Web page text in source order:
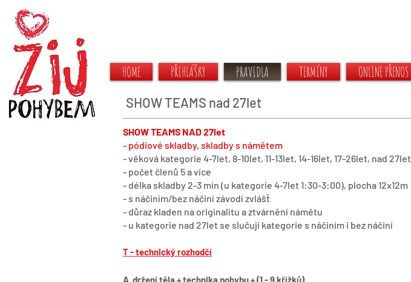
HOME PŘIHLÁŠKY PRAVIDLA TERMÍNY ONLINE PŘENOS
SHOW TEAMS nad 27let
SHOW TEAMS NAD 27let
- pódiové skladby, skladby s námětem
- věková kategorie 4-7let, 8-10let, 11-13let, 14-16let, 17-26let, nad 27let
- počet členů 5 a více
- délka skladby 2-3 min (u kategorie 4-7let 1:30-3:00), plocha 12x12m
- s náčiním/bez náčiní závodí zvlášť
- důraz kladen na originalitu a ztvárnění námětu
- u kategorie nad 27let se slučují kategorie s náčiním i bez náčiní
T - technický rozhodčí
A držení těla + technika pohybu + (1 - 9 křížků)